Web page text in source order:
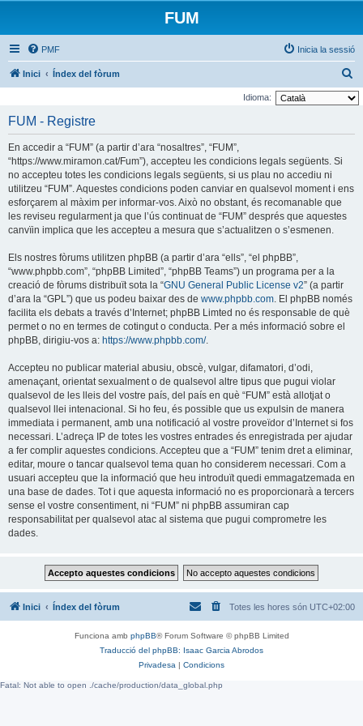
FUM
PMF Inicia la sessió
Inici Índex del fòrum
e
Idioma:
FUM - Registre
En accedir a “FUM” (a partir d’ara “nosaltres”, “FUM”,
“https://www.miramon.cat/Fum”), accepteu les condicions legals següents. Si
no accepteu totes les condicions legals següents, si us plau no accediu ni
utilitzeu “FUM”. Aquestes condicions poden canviar en qualsevol moment i ens
esforçarem al màxim per informar-vos. Això no obstant, és recomanable que
les reviseu regularment ja que l’ús continuat de “FUM” després que aquestes
canvïin implica que les accepteu a mesura que s’actualitzen o s’esmenen.
Els nostres fòrums utilitzen phpBB (a partir d’ara “ells”, “el phpBB”,
“www.phpbb.com”, “phpBB Limited”, “phpBB Teams”) un programa per a la
creació de fòrums distribuït sota la “GNU General Public License v2” (a partir
d’ara la “GPL”) que us podeu baixar des de www.phpbb.com. El phpBB només
facilita els debats a través d’Internet; phpBB Limted no és responsable de què
permet o no en termes de cotingut o conducta. Per a més informació sobre el
phpBB, dirigiu-vos a: https://www.phpbb.com/.
Accepteu no publicar material abusiu, obscè, vulgar, difamatori, d’odi,
amenaçant, orientat sexualment o de qualsevol altre tipus que pugui violar
qualsevol de les lleis del vostre país, del país en què “FUM” està allotjat o
qualsevol llei intenacional. Si ho feu, és possible que us expulsin de manera
immediata i permanent, amb una notificació al vostre proveïdor d’Internet si fos
necessari. L’adreça IP de totes les vostres entrades és enregistrada per ajudar
a fer complir aquestes condicions. Accepteu que a “FUM” tenim dret a eliminar,
editar, moure o tancar qualsevol tema quan ho considerem necessari. Com a
usuari accepteu que la informació que heu introduït quedi emmagatzemada en
una base de dades. Tot i que aquesta informació no es proporcionarà a tercers
sense el vostre consentiment, ni “FUM” ni phpBB assumiran cap
responsabilitat per qualsevol atac al sistema que pugui comprometre les
dades.
Inici Índex del fòrum Totes les hores són UTC+02:00
Funciona amb phpBB® Forum Software © phpBB Limited
Traducció del phpBB: Isaac Garcia Abrodos
Privadesa | Condicions
Fatal: Not able to open ./cache/production/data_global.php